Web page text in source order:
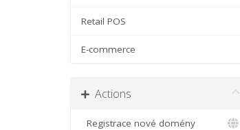
Retail POS
E-commerce
Actions
Registrace nové domény